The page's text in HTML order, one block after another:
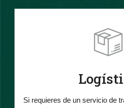
Si requieres de un servicio de